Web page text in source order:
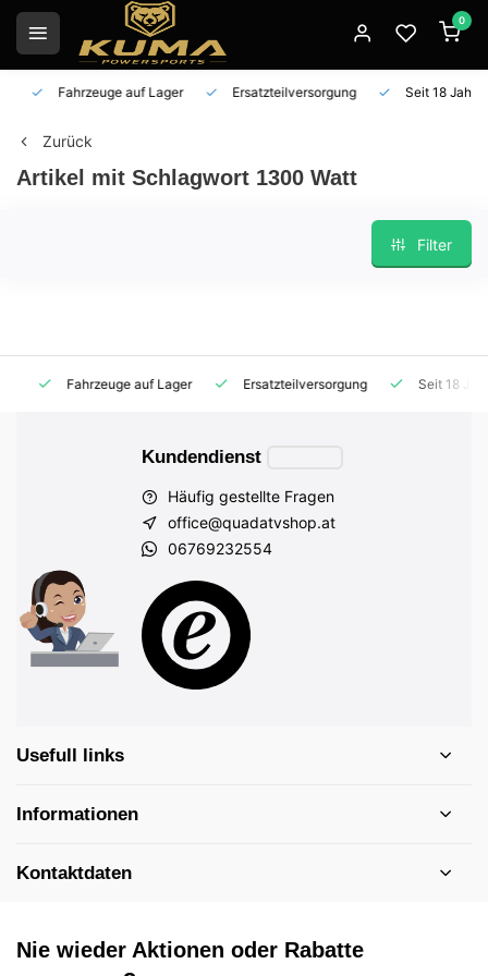
0
Fahrzeuge auf Lager Ersatzteilversorgung Seit 18 Jahren
Zurück
Artikel mit Schlagwort 1300 Watt
Filter
Fahrzeuge auf Lager Ersatzteilversorgung Seit 18
Kundendienst
Häufig gestellte Fragen
office@quadatvshop.at
06769232554
Usefull links
Informationen
Kontaktdaten
Nie wieder Aktionen oder Rabatte